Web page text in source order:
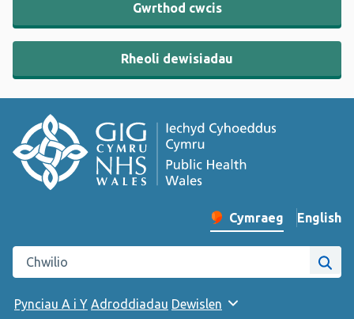
Gwrthod cwcis
Rheoli dewisiadau
Newid iaith y wefan
Cymraeg English
–
Chwilio gwefan Iechyd Cyhoeddus Cymru
Pynciau A i Y Adroddiadau Dewislen